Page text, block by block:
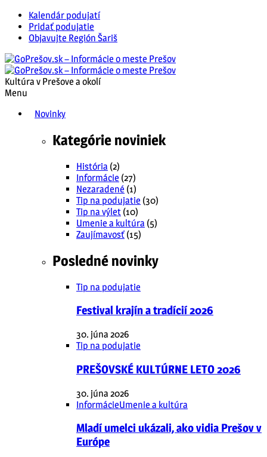
Kalendár podujatí
Pridať podujatie
Objavujte Región Šariš
Kultúra v Prešove a okolí
Menu
Novinky
Kategórie noviniek
História (2)
Informácie (27)
Nezaradené (1)
Tip na podujatie (30)
Tip na výlet (10)
Umenie a kultúra (5)
Zaujímavosť (15)
Posledné novinky
Tip na podujatie
Festival krajín a tradícií 2026
30. júna 2026
Tip na podujatie
PREŠOVSKÉ KULTÚRNE LETO 2026
30. júna 2026
InformácieUmenie a kultúra
Mladí umelci ukázali, ako vidia Prešov v
Európe